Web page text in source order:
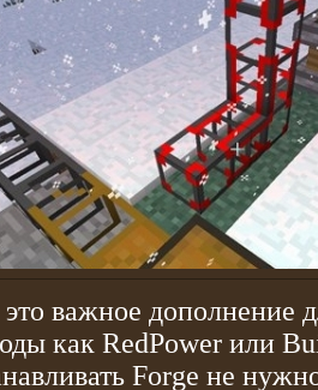
важное дополнение
как RedPower или
Forge не